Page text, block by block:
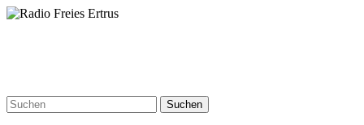
Skip
Suchen